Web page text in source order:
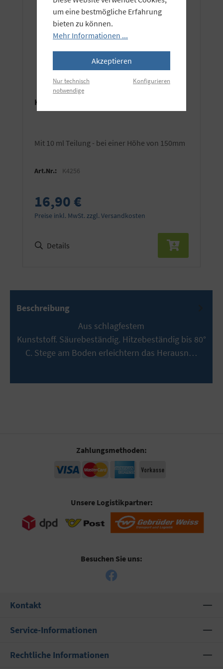
KAISER Messbecher 1000 ml
mit 10 ml Teilung - bei einer Höhe von 150mm
Art.Nr.: K4256
16,90 €
Preise inkl. MwSt. zzgl. Versandkosten
Details
Beschreibung
Aus schlagfestem
Kunststoff. Säurebeständig. Hitzebeständig bis 80°
C. Stege am Boden erleichtern das Herausn…
Zahlungsmethoden:
Unsere Logistikpartner:
Besuchen Sie uns:
Kontakt
Service-Informationen
Rechtliche Informationen
um eine bestmögliche Erfahrung
bieten zu können.
Mehr Informationen ...
Akzeptieren
Nur technisch
notwendige
Konfigurieren